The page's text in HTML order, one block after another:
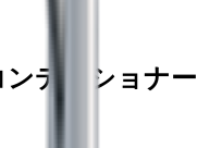
ディショナー